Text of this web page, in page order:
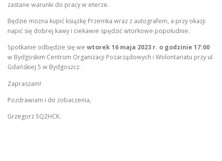
zastane warunki do pracy w eterze.
Będzie można kupić książkę Przemka wraz z autografem, a przy okazji
napić się dobrej kawy i ciekawie spędzić wtorkowe popołudnie.
Spotkanie odbędzie się we wtorek 16 maja 2023 r. o godzinie 17:00
w Bydgoskim Centrum Organizacji Pozarządowych i Wolontariatu przy ul.
Gdańskiej 5 w Bydgoszcz.
Zapraszam!
Pozdrawiam i do zobaczenia,
Grzegorz SQ2HCK.